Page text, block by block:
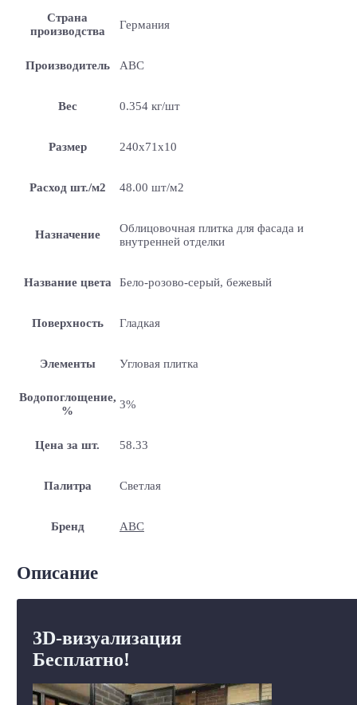
Страна
производства
Германия
Производитель ABC
Вес 0.354 кг/шт
Размер 240х71х10
Расход шт./м2 48.00 шт/м2
Назначение
Облицовочная плитка для фасада и
внутренней отделки
Название цвета Бело-розово-серый, бежевый
Поверхность Гладкая
Элементы Угловая плитка
Водопоглощение,
%
3%
Цена за шт. 58.33
Палитра Светлая
Бренд ABC
Описание
3D-визуализация
Бесплатно!